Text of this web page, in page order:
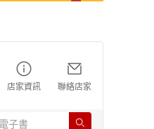
店家資訊 聯絡店家